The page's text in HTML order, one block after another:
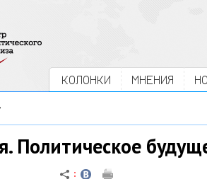
КОЛОНКИ МНЕНИЯ
Политическое